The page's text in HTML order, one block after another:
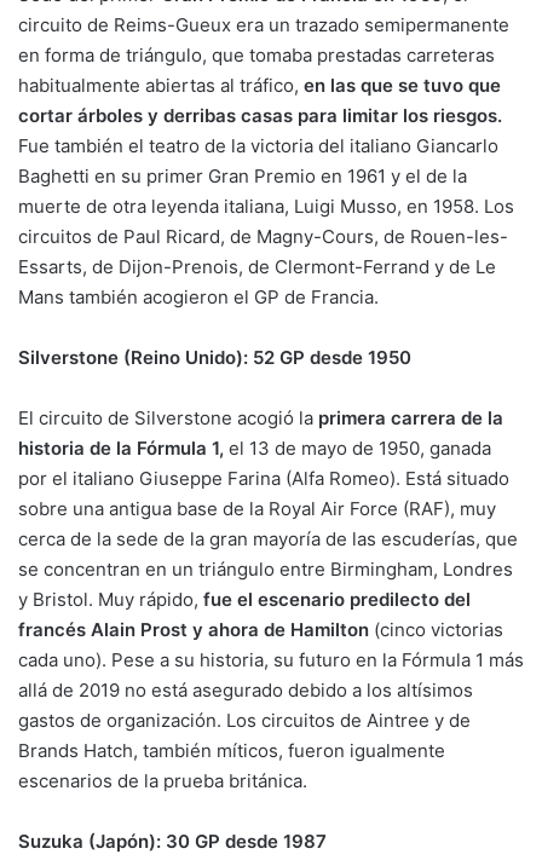
circuito de Reims-Gueux era un trazado semipermanente
en forma de triángulo, que tomaba prestadas carreteras
habitualmente abiertas al tráfico, en las que se tuvo que
cortar árboles y derribas casas para limitar los riesgos.
Fue también el teatro de la victoria del italiano Giancarlo
Baghetti en su primer Gran Premio en 1961 y el de la
muerte de otra leyenda italiana, Luigi Musso, en 1958. Los
circuitos de Paul Ricard, de Magny-Cours, de Rouen-les-
Essarts, de Dijon-Prenois, de Clermont-Ferrand y de Le
Mans también acogieron el GP de Francia.
Silverstone (Reino Unido): 52 GP desde 1950
El circuito de Silverstone acogió la primera carrera de la
historia de la Fórmula 1, el 13 de mayo de 1950, ganada
por el italiano Giuseppe Farina (Alfa Romeo). Está situado
sobre una antigua base de la Royal Air Force (RAF), muy
cerca de la sede de la gran mayoría de las escuderías, que
se concentran en un triángulo entre Birmingham, Londres
y Bristol. Muy rápido, fue el escenario predilecto del
francés Alain Prost y ahora de Hamilton (cinco victorias
cada uno). Pese a su historia, su futuro en la Fórmula 1 más
allá de 2019 no está asegurado debido a los altísimos
gastos de organización. Los circuitos de Aintree y de
Brands Hatch, también míticos, fueron igualmente
escenarios de la prueba británica.
Suzuka (Japón): 30 GP desde 1987